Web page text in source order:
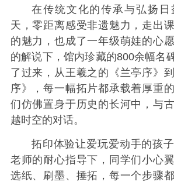
在传统文化的传承与弘扬日
天，零距离感受非遗魅力，走出
的魅力，也成了一年级萌娃的心
的解说下，馆内珍藏的800余幅名
了过来，从王羲之的《兰亭序》
序》，每一幅拓片都承载着厚重
们仿佛置身于历史的长河中，与
越时空的对话。
拓印体验让爱玩爱动手的孩
老师的耐心指导下，同学们小心
选纸、刷墨、捶拓，每一个步骤